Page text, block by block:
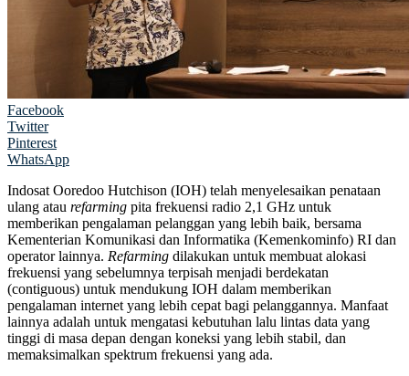
Facebook
Twitter
Pinterest
WhatsApp
Indosat Ooredoo Hutchison (IOH) telah menyelesaikan penataan
ulang atau refarming pita frekuensi radio 2,1 GHz untuk
memberikan pengalaman pelanggan yang lebih baik, bersama
Kementerian Komunikasi dan Informatika (Kemenkominfo) RI dan
operator lainnya. Refarming dilakukan untuk membuat alokasi
frekuensi yang sebelumnya terpisah menjadi berdekatan
(contiguous) untuk mendukung IOH dalam memberikan
pengalaman internet yang lebih cepat bagi pelanggannya. Manfaat
lainnya adalah untuk mengatasi kebutuhan lalu lintas data yang
tinggi di masa depan dengan koneksi yang lebih stabil, dan
memaksimalkan spektrum frekuensi yang ada.